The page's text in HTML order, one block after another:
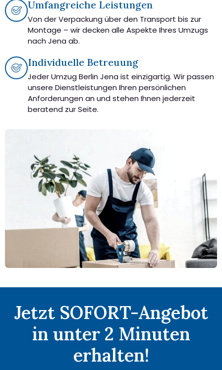
Umfangreiche Leistungen
Von der Verpackung über den Transport bis zur
Montage – wir decken alle Aspekte Ihres Umzugs
nach Jena ab.
Individuelle Betreuung
Jeder Umzug Berlin Jena ist einzigartig. Wir passen
unsere Dienstleistungen Ihren persönlichen
Anforderungen an und stehen Ihnen jederzeit
beratend zur Seite.
Jetzt SOFORT-Angebot
in unter 2 Minuten
erhalten!